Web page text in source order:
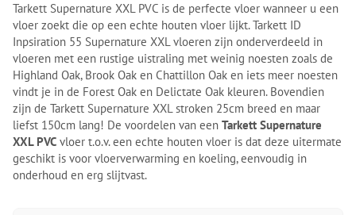
Tarkett Supernature XXL PVC is de perfecte vloer wanneer u een
vloer zoekt die op een echte houten vloer lijkt. Tarkett ID
Inpsiration 55 Supernature XXL vloeren zijn onderverdeeld in
vloeren met een rustige uistraling met weinig noesten zoals de
Highland Oak, Brook Oak en Chattillon Oak en iets meer noesten
vindt je in de Forest Oak en Delictate Oak kleuren. Bovendien
zijn de Tarkett Supernature XXL stroken 25cm breed en maar
liefst 150cm lang! De voordelen van een Tarkett Supernature
XXL PVC vloer t.o.v. een echte houten vloer is dat deze uitermate
geschikt is voor vloerverwarming en koeling, eenvoudig in
onderhoud en erg slijtvast.